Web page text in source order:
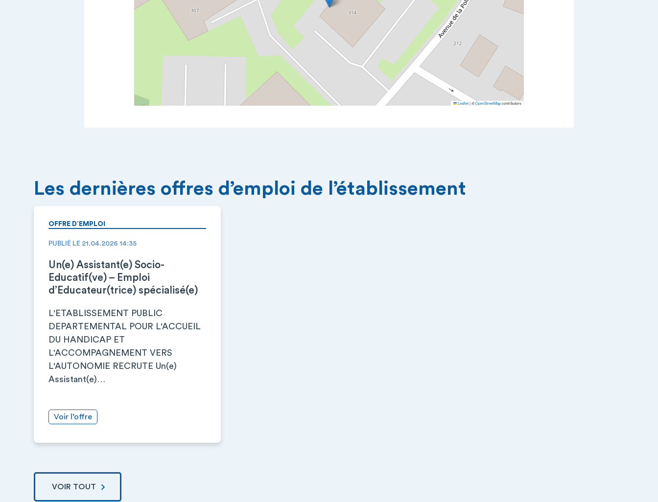
Leaflet|©OpenStreetMapcontributors
Les dernières offres d’emploi de l’établissement
OFFRE D’EMPLOI
PUBLIÉ LE 21.04.2026 14:35
Un(e) Assistant(e) Socio-
Educatif(ve) – Emploi
d’Educateur(trice) spécialisé(e)
L'ETABLISSEMENT PUBLIC
DEPARTEMENTAL POUR L'ACCUEIL
DU HANDICAP ET
L'ACCOMPAGNEMENT VERS
L'AUTONOMIE RECRUTE Un(e)
Assistant(e)…
Voir l’offre
VOIR TOUT